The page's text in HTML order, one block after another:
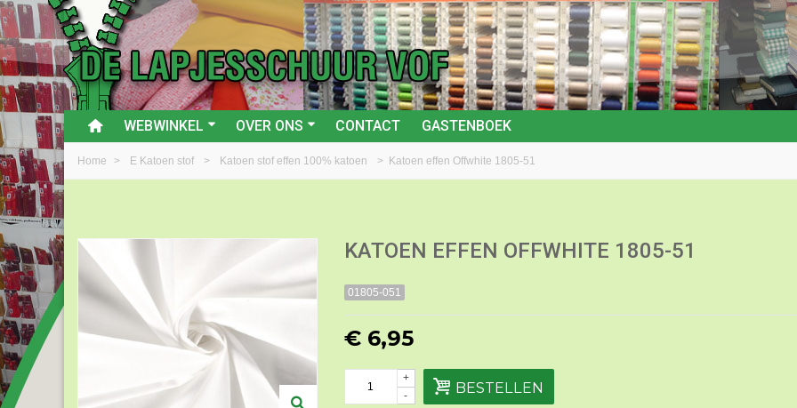
WEBWINKEL OVER ONS CONTACT GASTENBOEK
Home > E Katoen stof > Katoen stof effen 100% katoen > Katoen effen Offwhite 1805-51
KATOEN EFFEN OFFWHITE 1805-51
01805-051
€ 6,95
-
+
BESTELLEN